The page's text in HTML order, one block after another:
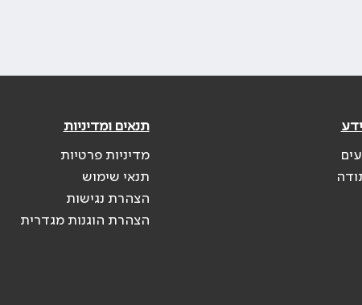
תנאים ומדיניות
מדיניות פרטיות
תנאי שימוש
הצהרת נגישות
הצהרת הוגנות מגדרית